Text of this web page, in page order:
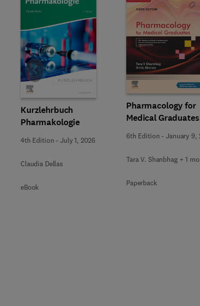
Kurzlehrbuch
Pharmakologie
4th Edition -July 1, 2026
Claudia Dellas
eBook
Pharmacology for
Medical
6th Edition -January 9,
Tara V. Shanbhag + 1
Paperback
Slide